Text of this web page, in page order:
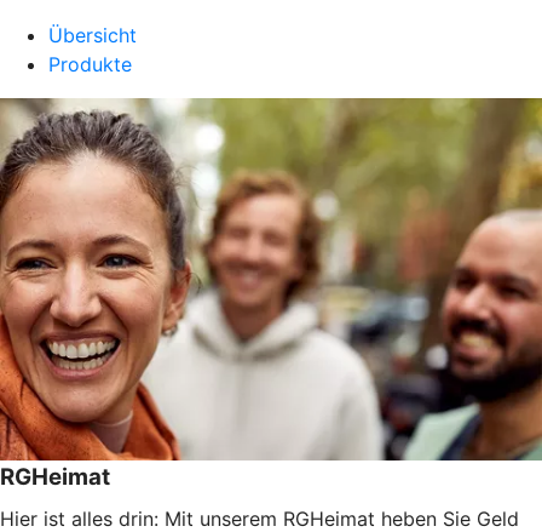
Übersicht
Produkte
RGHeimat
Hier ist alles drin: Mit unserem RGHeimat heben Sie Geld